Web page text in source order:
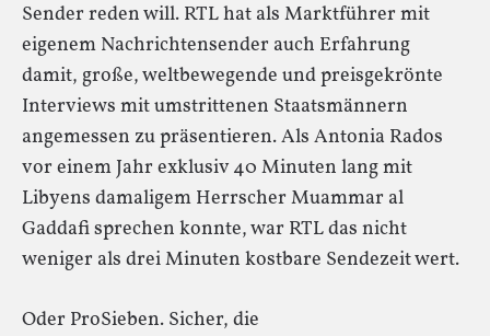
Sender reden will. RTL hat als Marktführer mit
eigenem Nachrichtensender auch Erfahrung
damit, große, weltbewegende und preisgekrönte
Interviews mit umstrittenen Staatsmännern
angemessen zu präsentieren. Als Antonia Rados
vor einem Jahr exklusiv 40 Minuten lang mit
Libyens damaligem Herrscher Muammar al
Gaddafi sprechen konnte, war RTL das nicht
weniger als drei Minuten kostbare Sendezeit wert.
Oder ProSieben. Sicher, die